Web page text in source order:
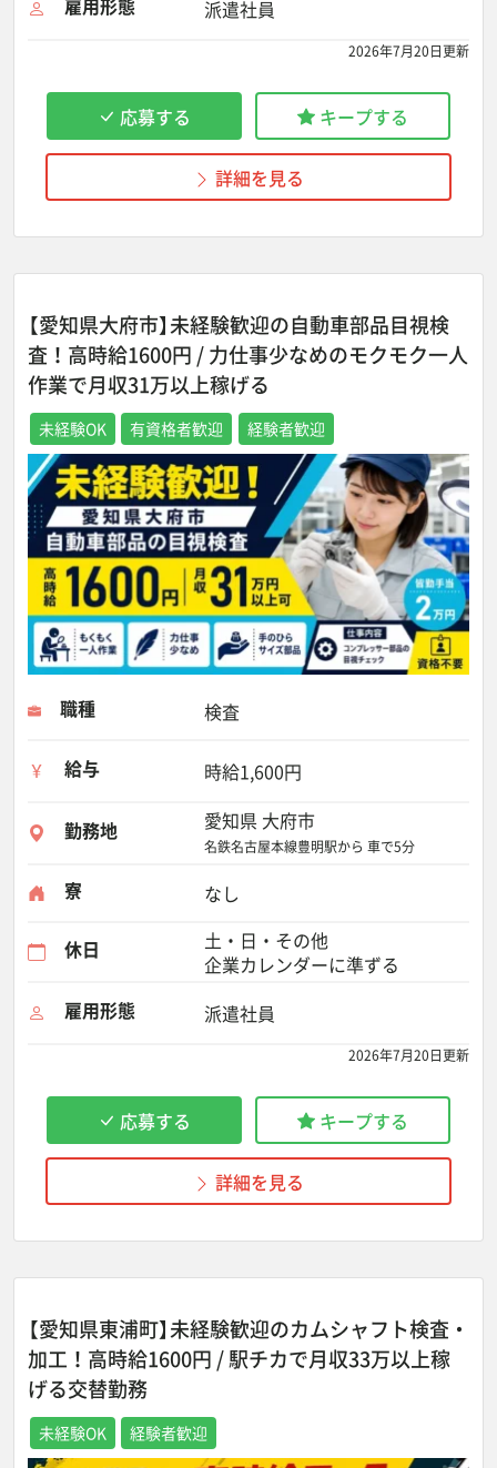
雇用形態 派遣社員
2026年7月20日更新
応募する キープする
詳細を見る
【愛知県大府市】未経験歓迎の自動車部品目視検
査！高時給1600円 / 力仕事少なめのモクモク一人
作業で月収31万以上稼げる
未経験OK 有資格者歓迎 経験者歓迎
職種 検査
給与 時給1,600円
勤務地 愛知県 大府市
名鉄名古屋本線豊明駅から 車で5分
寮 なし
休日
土・日・その他
企業カレンダーに準ずる
雇用形態
派遣社員
2026年7月20日更新
応募する キープする
詳細を見る
【愛知県東浦町】未経験歓迎のカムシャフト検査・
加工！高時給1600円 / 駅チカで月収33万以上稼
げる交替勤務
未経験OK 経験者歓迎